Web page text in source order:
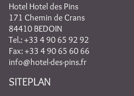
Hotel Hotel des Pins
171 Chemin de Crans
84410 BEDOIN
Tel.:+33 4 90 65 92 92
Fax: +33 4 90 65 60 66
info@hotel-des-pins.fr
SITEPLAN